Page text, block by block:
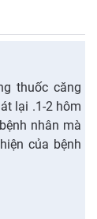
thuốc căng
lại .1-2 hôm
nhân mà
của bệnh